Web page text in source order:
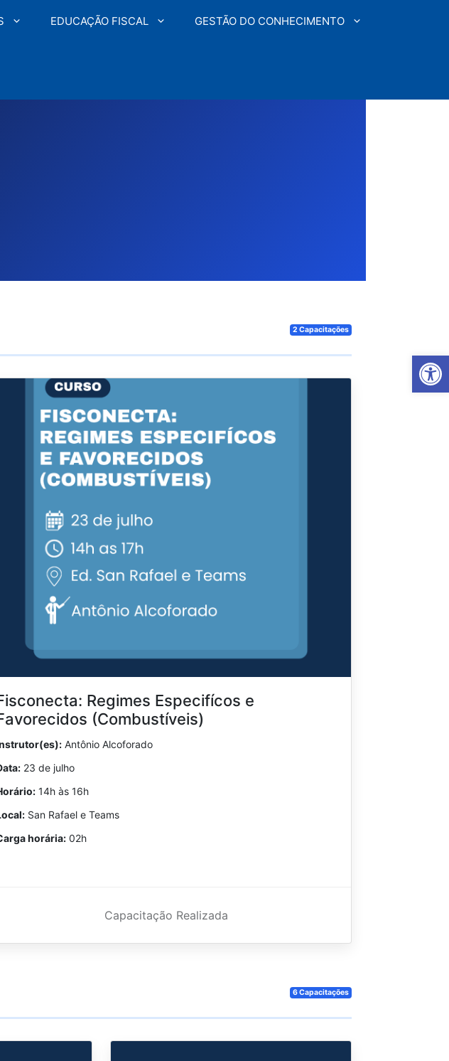
EDUCAÇÃO FISCAL GESTÃO DO CONHECIMENTO
2 Capacitações
Regimes Especifícos e
(Combustíveis)
Antônio Alcoforado
23 de julho
14h às 16h
San Rafael e Teams
horária:02h
Capacitação Realizada
6 Capacitações